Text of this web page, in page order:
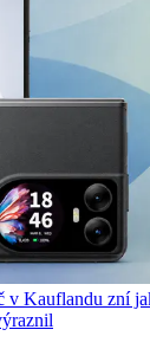
v Kauflandu zní